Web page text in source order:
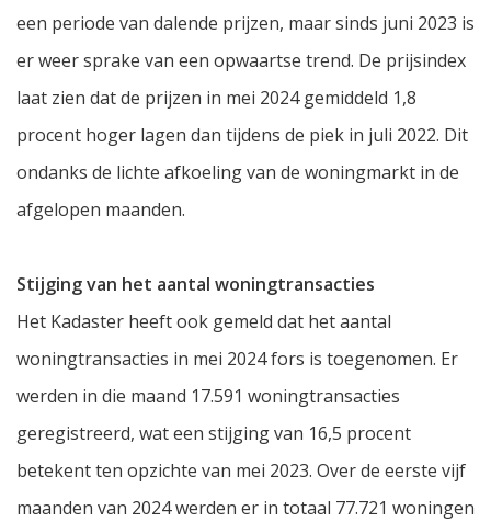
een periode van dalende prijzen, maar sinds juni 2023 is
er weer sprake van een opwaartse trend. De prijsindex
laat zien dat de prijzen in mei 2024 gemiddeld 1,8
procent hoger lagen dan tijdens de piek in juli 2022. Dit
ondanks de lichte afkoeling van de woningmarkt in de
afgelopen maanden.
Stijging van het aantal woningtransacties
Het Kadaster heeft ook gemeld dat het aantal
woningtransacties in mei 2024 fors is toegenomen. Er
werden in die maand 17.591 woningtransacties
geregistreerd, wat een stijging van 16,5 procent
betekent ten opzichte van mei 2023. Over de eerste vijf
maanden van 2024 werden er in totaal 77.721 woningen